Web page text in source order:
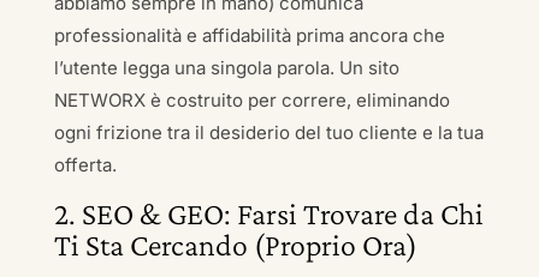
professionalità e affidabilità prima ancora che
l’utente legga una singola parola. Un sito
NETWORX è costruito per correre, eliminando
ogni frizione tra il desiderio del tuo cliente e la tua
offerta.
2. SEO & GEO: Farsi Trovare da Chi
Ti Sta Cercando (Proprio Ora)